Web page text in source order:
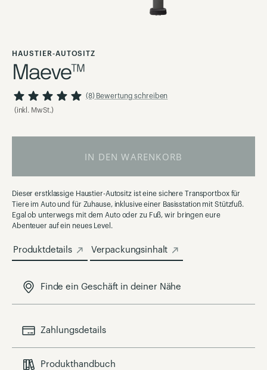
Bildgalerie
springen
HAUSTIER-AUTOSITZ
Maeve™
Bewertung: 98
% of100
(8) Bewertung schreiben
(inkl. MwSt.)
IN DEN WARENKORB
Dieser erstklassige Haustier-Autositz ist eine sichere Transportbox für
Tiere im Auto und für Zuhause, inklusive einer Basisstation mit Stützfuß.
Egal ob unterwegs mit dem Auto oder zu Fuß, wir bringen eure
Abenteuer auf ein neues Level.
Produktdetails Verpackungsinhalt
Finde ein Geschäft in deiner Nähe
Zahlungsdetails
Produkthandbuch